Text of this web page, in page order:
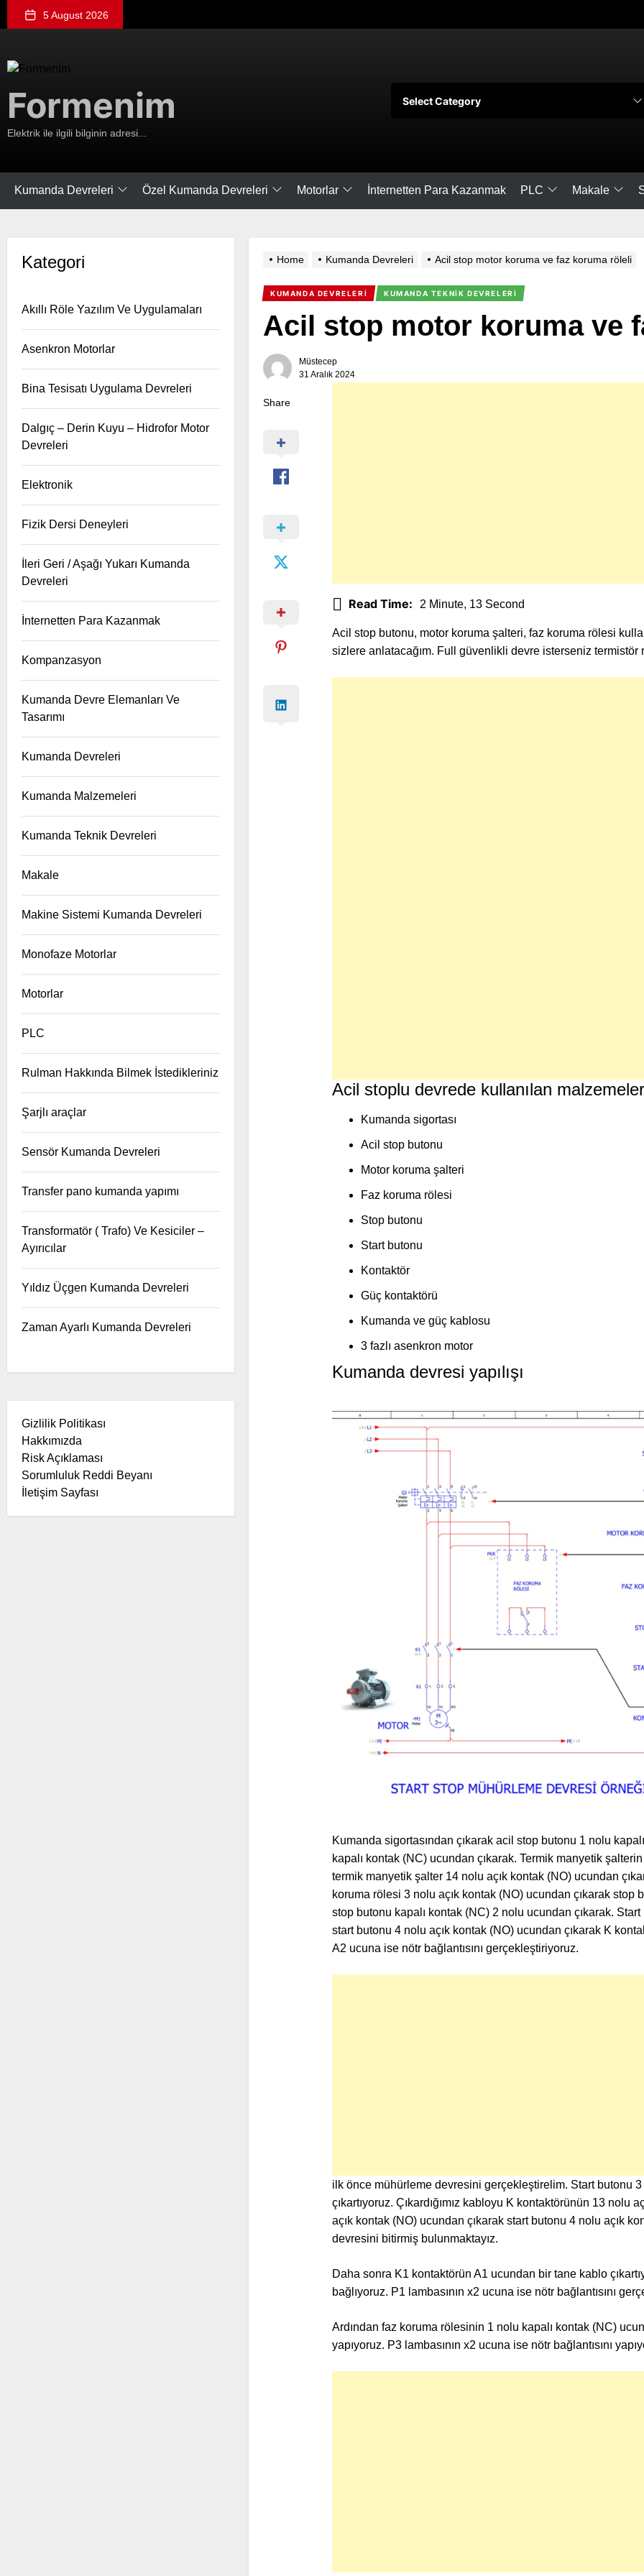
content
5 August 2026
Formenim
Elektrik ile ilgili bilginin adresi...
Kumanda Devreleri Özel Kumanda Devreleri Motorlar İnternetten Para Kazanmak PLC Makale
Home Kumanda Devreleri Acil stop motor koruma ve faz koruma röleli
KUMANDA DEVRELERI KUMANDA TEKNIK DEVRELERI
Acil stop motor koruma ve
Müstecep
31 Aralık 2024
Share
Read Time: 2 Minute, 13 Second
Acil stop butonu, motor koruma şalteri, faz koruma rölesi
sizlere anlatacağım. Full güvenlikli devre isterseniz
Acil stoplu devrede kullanılan malzemeler
Kumanda sigortası
Acil stop butonu
Motor koruma şalteri
Faz koruma rölesi
Stop butonu
Start butonu
Kontaktör
Güç kontaktörü
Kumanda ve güç kablosu
3 fazlı asenkron motor
Kumanda devresi yapılışı
Kumanda sigortasından çıkarak acil stop butonu 1 nolu
kapalı kontak (NC) ucundan çıkarak. Termik manyetik
termik manyetik şalter 14 nolu açık kontak (NO) ucundan
koruma rölesi 3 nolu açık kontak (NO) ucundan çıkarak
stop butonu kapalı kontak (NC) 2 nolu ucundan çıkarak.
start butonu 4 nolu açık kontak (NO) ucundan çıkarak K
A2 ucuna ise nötr bağlantısını gerçekleştiriyoruz.
ilk önce mühürleme devresini gerçekleştirelim. Start butonu
çıkartıyoruz. Çıkardığımız kabloyu K kontaktörünün 13
açık kontak (NO) ucundan çıkarak start butonu 4 nolu açık
devresini bitirmiş bulunmaktayız.
Daha sonra K1 kontaktörün A1 ucundan bir tane kablo
bağlıyoruz. P1 lambasının x2 ucuna ise nötr bağlantısını
Ardından faz koruma rölesinin 1 nolu kapalı kontak (NC)
yapıyoruz. P3 lambasının x2 ucuna ise nötr bağlantısını
Kategori
Akıllı Röle Yazılım Ve Uygulamaları
Asenkron Motorlar
Bina Tesisatı Uygulama Devreleri
Dalgıç – Derin Kuyu – Hidrofor Motor
Devreleri
Elektronik
Fizik Dersi Deneyleri
İleri Geri / Aşağı Yukarı Kumanda
Devreleri
İnternetten Para Kazanmak
Kompanzasyon
Kumanda Devre Elemanları Ve
Tasarımı
Kumanda Devreleri
Kumanda Malzemeleri
Kumanda Teknik Devreleri
Makale
Makine Sistemi Kumanda Devreleri
Monofaze Motorlar
Motorlar
PLC
Rulman Hakkında Bilmek İstedikleriniz
Şarjlı araçlar
Sensör Kumanda Devreleri
Transfer pano kumanda yapımı
Transformatör ( Trafo) Ve Kesiciler –
Ayırıcılar
Yıldız Üçgen Kumanda Devreleri
Zaman Ayarlı Kumanda Devreleri
Gizlilik Politikası
Hakkımızda
Risk Açıklaması
Sorumluluk Reddi Beyanı
İletişim Sayfası